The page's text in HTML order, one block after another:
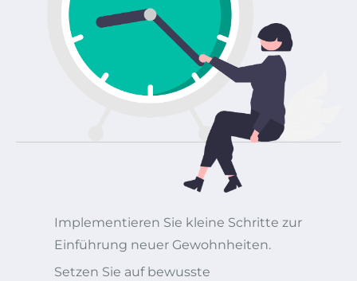
Implementieren Sie kleine Schritte zur
Einführung neuer Gewohnheiten.
Setzen Sie auf bewusste